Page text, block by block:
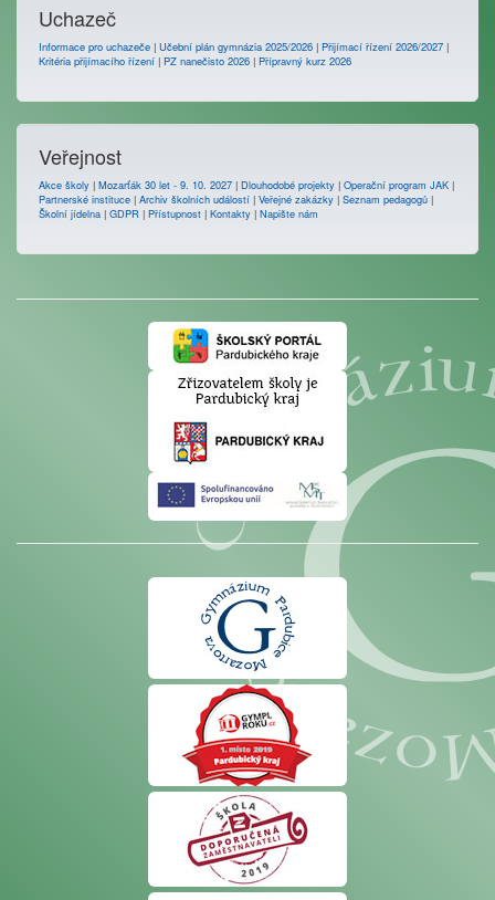
Uchazeč
Informace pro uchazeče | Učební plán gymnázia 2025/2026 | Přijímací řízení 2026/2027 |
Kritéria přijímacího řízení | PZ nanečisto 2026 | Přípravný kurz 2026
Veřejnost
Akce školy | Mozarťák 30 let - 9. 10. 2027 | Dlouhodobé projekty | Operační program JAK |
Partnerské instituce | Archiv školních událostí | Veřejné zakázky | Seznam pedagogů |
Školní jídelna | GDPR | Přístupnost | Kontakty | Napište nám